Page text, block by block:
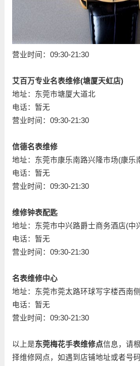
营业时间：09:30-21:30
艾百万专业名表维修(塘厦天虹店)
地址：东莞市塘厦大道北
电话：暂无
营业时间：09:30-21:30
信德名表维修
地址：东莞市康乐南路兴隆市场(康乐
电话：暂无
营业时间：09:30-21:30
维修钟表配匙
地址：东莞市中兴路爵士商务酒店(中
电话：暂无
营业时间：09:30-21:30
名表维修中心
地址：东莞市莞太路环球写字楼西南
电话：暂无
营业时间：09:30-21:30
以上是东莞梅花手表维修点信息，请
择维修网点，如遇到店铺地址或者号